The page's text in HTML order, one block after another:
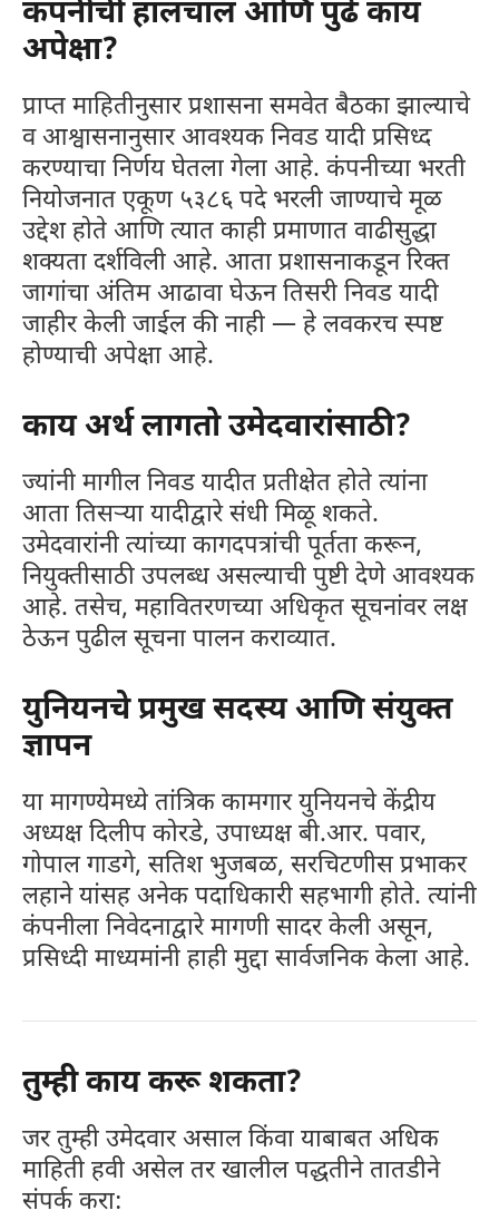
कंपनीची हालचाल आणि पुढे काय
अपेक्षा?
प्राप्त माहितीनुसार प्रशासना समवेत बैठका झाल्याचे
व आश्वासनानुसार आवश्यक निवड यादी प्रसिध्द
करण्याचा निर्णय घेतला गेला आहे. कंपनीच्या भरती
नियोजनात एकूण ५३८६ पदे भरली जाण्याचे मूळ
उद्देश होते आणि त्यात काही प्रमाणात वाढीसुद्धा
शक्यता दर्शविली आहे. आता प्रशासनाकडून रिक्त
जागांचा अंतिम आढावा घेऊन तिसरी निवड यादी
जाहीर केली जाईल की नाही — हे लवकरच स्पष्ट
होण्याची अपेक्षा आहे.
काय अर्थ लागतो उमेदवारांसाठी?
ज्यांनी मागील निवड यादीत प्रतीक्षेत होते त्यांना
आता तिसऱ्या यादीद्वारे संधी मिळू शकते.
उमेदवारांनी त्यांच्या कागदपत्रांची पूर्तता करून,
नियुक्तीसाठी उपलब्ध असल्याची पुष्टी देणे आवश्यक
आहे. तसेच, महावितरणच्या अधिकृत सूचनांवर लक्ष
ठेऊन पुढील सूचना पालन कराव्यात.
युनियनचे प्रमुख सदस्य आणि संयुक्त
ज्ञापन
या मागण्येमध्ये तांत्रिक कामगार युनियनचे केंद्रीय
अध्यक्ष दिलीप कोरडे, उपाध्यक्ष बी.आर. पवार,
गोपाल गाडगे, सतिश भुजबळ, सरचिटणीस प्रभाकर
लहाने यांसह अनेक पदाधिकारी सहभागी होते. त्यांनी
कंपनीला निवेदनाद्वारे मागणी सादर केली असून,
प्रसिध्दी माध्यमांनी हाही मुद्दा सार्वजनिक केला आहे.
तुम्ही काय करू शकता?
जर तुम्ही उमेदवार असाल किंवा याबाबत अधिक
माहिती हवी असेल तर खालील पद्धतीने तातडीने
संपर्क करा: